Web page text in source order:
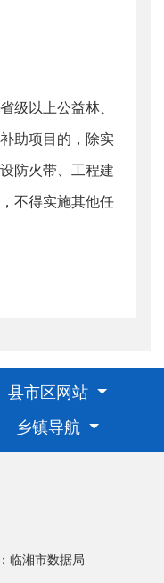
级以上公益林、
助项目的，除实
防火带、工程建
不得实施其他任
县市区网站
乡镇导航
临湘市数据局